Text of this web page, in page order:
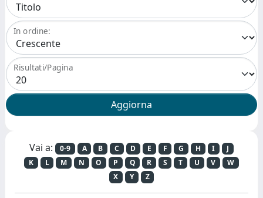
In ordine:
Risultati/Pagina
Vai a: 0-9 A B C D E F G H I
J
K
L M N O P Q R S T U V
W
X
Y Z